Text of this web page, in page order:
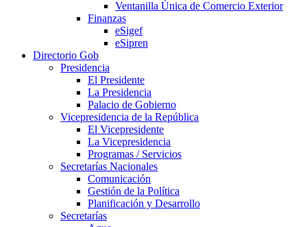
Ventanilla Única de Comercio Exterior
Finanzas
eSigef
eSipren
Directorio Gob
Presidencia
El Presidente
La Presidencia
Palacio de Gobierno
Vicepresidencia de la República
El Vicepresidente
La Vicepresidencia
Programas / Servicios
Secretarías Nacionales
Comunicación
Gestión de la Política
Planificación y Desarrollo
Secretarías